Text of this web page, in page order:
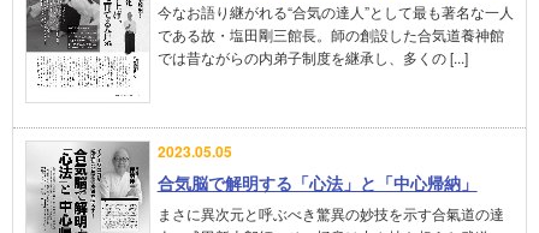
今なお語り継がれる“合気の達人”として最も著名な一人
である故・塩田剛三館長。師の創設した合気道養神館
では昔ながらの内弟子制度を継承し、多くの [...]
2023.05.05
合気脳で解明する「心法」と「中心帰納」
まさに異次元と呼ぶべき驚異の妙技を示す合氣道の達